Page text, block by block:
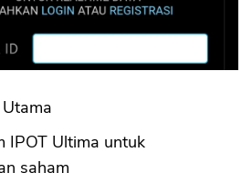
Utama
saham